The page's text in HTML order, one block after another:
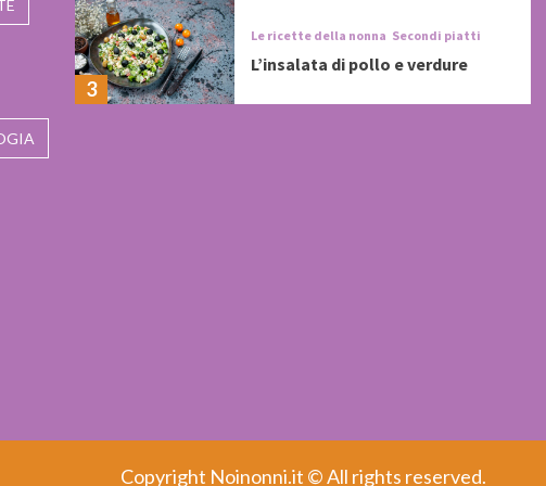
3
Le ricette della nonna Secondi piatti
L’insalata di pollo e verdure
Copyright Noinonni.it © All rights reserved.